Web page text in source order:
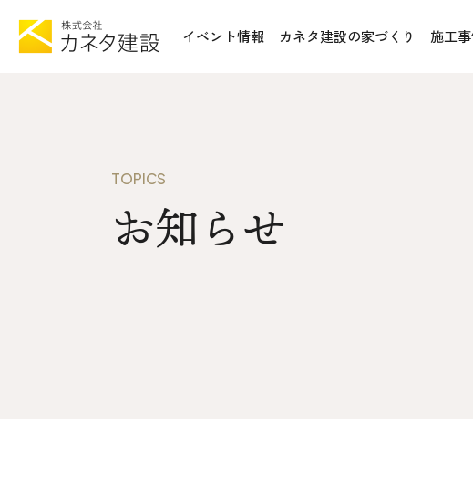
カネタ建設の家づくり
Liie (エルイーエ)
Liieが大切にする10のこと
イベント情報 カネタ建設の家づくり 施工
TOPICS
お知らせ